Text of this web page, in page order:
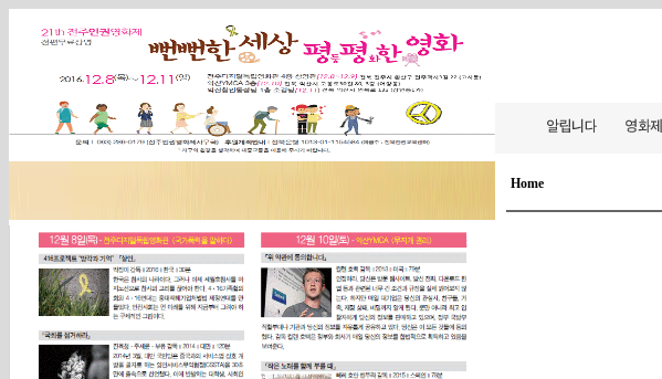
Home
Sketchbook5, 스케치북5
Sketchbook5, 스케치북5
Sketchbook5, 스케치북5
Sketchbook5, 스케치북5